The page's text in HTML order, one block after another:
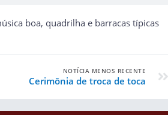
boa, quadrilha e barracas típicas
NOTÍCIA MENOS RECENTE
Cerimônia de troca de toca